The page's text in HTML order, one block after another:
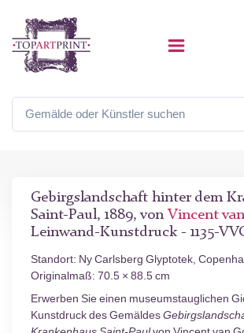
Gebirgslandschaft hinter dem
Saint-Paul, 1889, von Vincent
Leinwand-Kunstdruck - 1135-
Standort: Ny Carlsberg Glyptotek,
Originalmaß: 70.5 × 88.5 cm
Erwerben Sie einen museumstauglichen
Kunstdruck des Gemäldes